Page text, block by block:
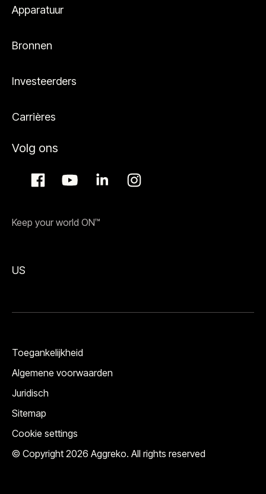
Apparatuur
Bronnen
Investeerders
Carrières
Volg ons
Keep your world ON™
US
© Copyright 2026 Aggreko. All rights reserved
Toegankelijkheid
Algemene voorwaarden
Juridisch
Sitemap
Cookie settings